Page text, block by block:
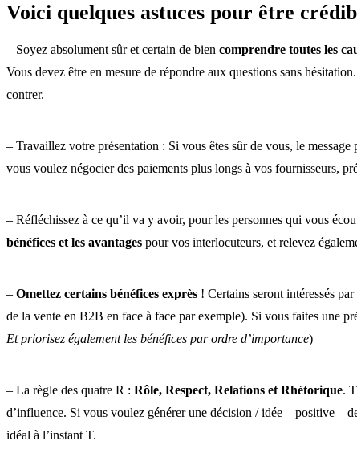
Voici quelques astuces pour être
– Soyez absolument sûr et certain de bien comprendre toutes les
Vous devez être en mesure de répondre aux questions sans
contrer.
– Travaillez votre présentation : Si vous êtes sûr de vous, le message
vous voulez négocier des paiements plus longs à vos fournisseurs,
– Réfléchissez à ce qu’il va y avoir, pour les personnes qui vous
bénéfices et les avantages pour vos interlocuteurs, et relevez
– Omettez certains bénéfices exprès ! Certains seront intéressés
de la vente en B2B en face à face par exemple). Si vous faites une
Et priorisez également les bénéfices par ordre d’importance)
– La règle des quatre R : Rôle, Respect, Relations et Rhétorique.
d’influence. Si vous voulez générer une décision / idée – positive –
idéal à l’instant T.